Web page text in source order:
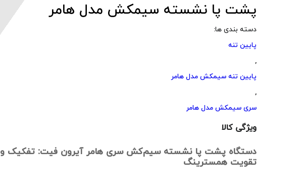
پشت پا نشسته سیمکش مدل هامر
دسته بندی ها:
پایین تنه
,
پایین تنه سیمکش مدل هامر
,
سری سیمکش مدل هامر
ویژگی کالا
دستگاه پشت پا نشسته سیم‌کش سری هامر آیرون فیت: تفکیک و
تقویت همسترینگ